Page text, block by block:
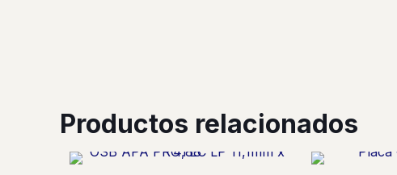
Productos relacionados